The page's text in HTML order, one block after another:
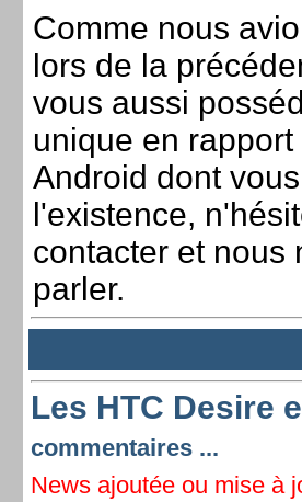
Comme nous
lors de la
vous aussi
unique en
Android dont
l'existence,
contacter et nous
parler.
Les HTC Desire
commentaires ...
News ajoutée ou mise à